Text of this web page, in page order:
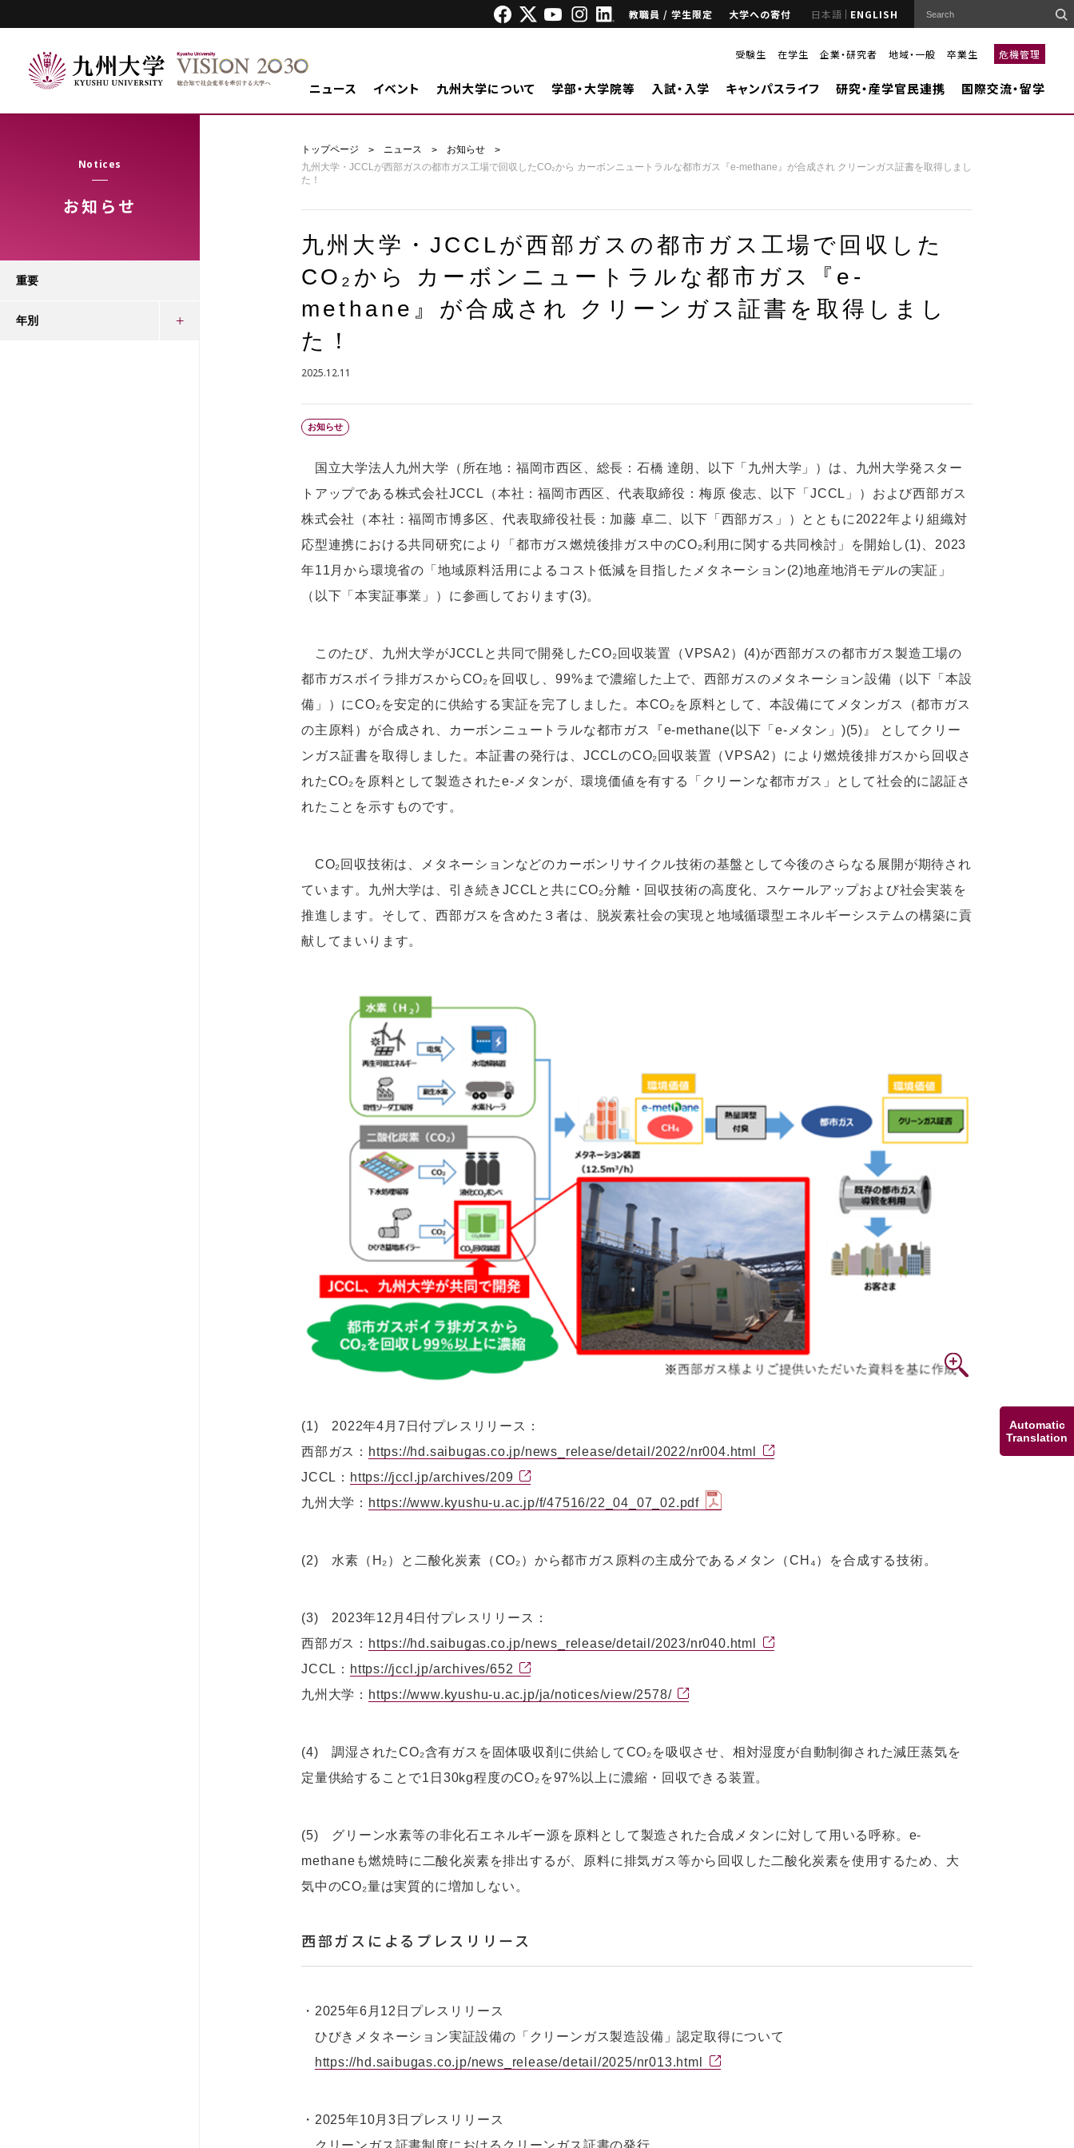
Automatic
Translation
教職員 / 学生限定 大学への寄付 日本語 ENGLISH
受験生 在学生 企業・研究者 地域・一般 卒業生 危機管理
ニュース イベント 九州大学について 学部・大学院等 入試・入学 キャンパスライフ 研究・産学官民連携 国際交流・留学
Notices
お知らせ
トップページ ニュース
お知らせ
九州大学・JCCLが西部ガスの都市ガス工場で回収したCO₂から カーボンニュートラルな都市ガス『e-methane』が合成され クリーンガス証書を取得しまし
た！
九州大学・JCCLが西部ガスの都市ガス工場で回収した
CO₂から カーボンニュートラルな都市ガス『e-
methane』が合成され クリーンガス証書を取得しまし
た！
2025.12.11
お知らせ
国立大学法人九州大学（所在地：福岡市西区、総長：石橋 達朗、以下「九州大学」）は、九州大学発スター
トアップである株式会社JCCL（本社：福岡市西区、代表取締役：梅原 俊志、以下「JCCL」）および西部ガス
株式会社（本社：福岡市博多区、代表取締役社長：加藤 卓二、以下「西部ガス」）とともに2022年より組織対
応型連携における共同研究により「都市ガス燃焼後排ガス中のCO₂利用に関する共同検討」を開始し(1)、2023
年11月から環境省の「地域原料活用によるコスト低減を目指したメタネーション(2)地産地消モデルの実証」
（以下「本実証事業」）に参画しております(3)。
このたび、九州大学がJCCLと共同で開発したCO₂回収装置（VPSA2）(4)が西部ガスの都市ガス製造工場の
都市ガスボイラ排ガスからCO₂を回収し、99%まで濃縮した上で、西部ガスのメタネーション設備（以下「本設
備」）にCO₂を安定的に供給する実証を完了しました。本CO₂を原料として、本設備にてメタンガス（都市ガス
の主原料）が合成され、カーボンニュートラルな都市ガス『e-methane(以下「e-メタン」)(5)』 としてクリー
ンガス証書を取得しました。本証書の発行は、JCCLのCO₂回収装置（VPSA2）により燃焼後排ガスから回収さ
れたCO₂を原料として製造されたe-メタンが、環境価値を有する「クリーンな都市ガス」として社会的に認証さ
れたことを示すものです。
CO₂回収技術は、メタネーションなどのカーボンリサイクル技術の基盤として今後のさらなる展開が期待され
ています。九州大学は、引き続きJCCLと共にCO₂分離・回収技術の高度化、スケールアップおよび社会実装を
推進します。そして、西部ガスを含めた３者は、脱炭素社会の実現と地域循環型エネルギーシステムの構築に貢
献してまいります。
(1) 2022年4月7日付プレスリリース：
西部ガス： https://hd.saibugas.co.jp/news_release/detail/2022/nr004.html
JCCL： https://jccl.jp/archives/209
九州大学： https://www.kyushu-u.ac.jp/f/47516/22_04_07_02.pdf
(2) 水素（H₂）と二酸化炭素（CO₂）から都市ガス原料の主成分であるメタン（CH₄）を合成する技術。
(3) 2023年12月4日付プレスリリース：
西部ガス： https://hd.saibugas.co.jp/news_release/detail/2023/nr040.html
JCCL： https://jccl.jp/archives/652
九州大学： https://www.kyushu-u.ac.jp/ja/notices/view/2578/
(4) 調湿されたCO₂含有ガスを固体吸収剤に供給してCO₂を吸収させ、相対湿度が自動制御された減圧蒸気を
定量供給することで1日30kg程度のCO₂を97%以上に濃縮・回収できる装置。
(5) グリーン水素等の非化石エネルギー源を原料として製造された合成メタンに対して用いる呼称。e-
methaneも燃焼時に二酸化炭素を排出するが、原料に排気ガス等から回収した二酸化炭素を使用するため、大
気中のCO₂量は実質的に増加しない。
西部ガスによるプレスリリース
・2025年6月12日プレスリリース
ひびきメタネーション実証設備の「クリーンガス製造設備」認定取得について
https://hd.saibugas.co.jp/news_release/detail/2025/nr013.html
・2025年10月3日プレスリリース
重要
年別